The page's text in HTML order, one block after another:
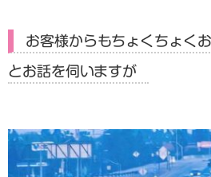
お客様からもちょくちょく
とお話を伺いますが